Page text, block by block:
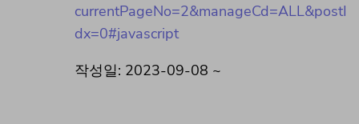
currentPageNo=2&manageCd=ALL&postI
dx=0#javascript
작성일: 2023-09-08 ~